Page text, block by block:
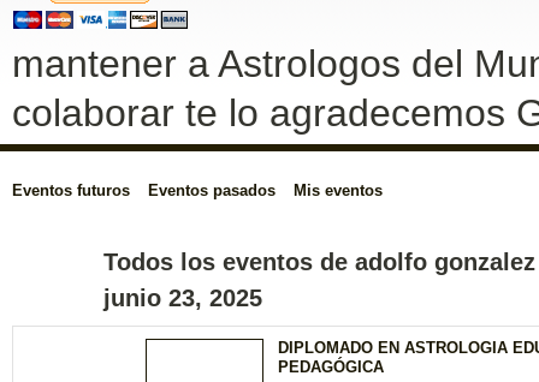
mantener a Astrologos del
colaborar te lo agradecemos
Eventos futuros Eventos pasados Mis eventos
Todos los eventos de adolfo
junio 23, 2025
DIPLOMADO EN ASTROLOGIA
PEDAGÓGICA